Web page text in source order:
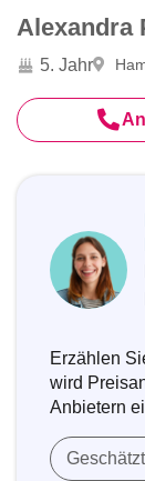
Alexandra
5. Jahr
Erzählen
wird
Anbietern